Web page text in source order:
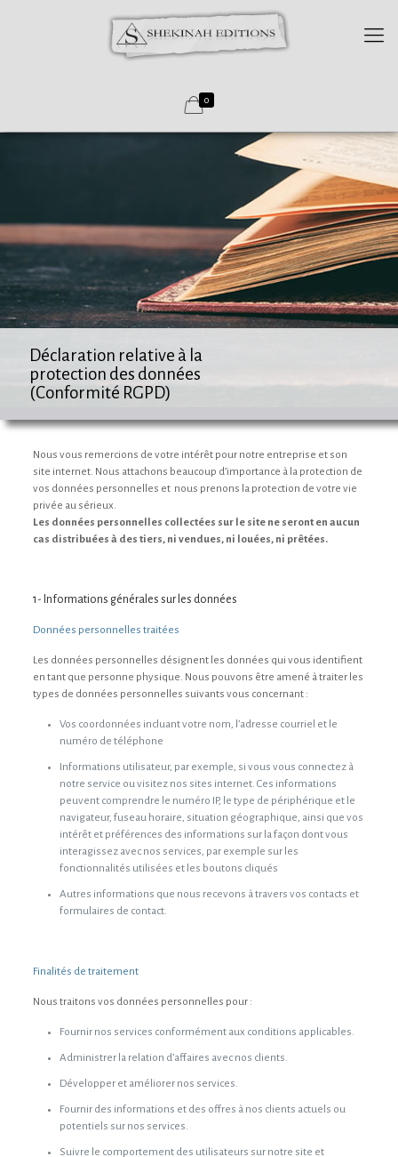
0
Déclaration relative à la
protection des données
(Conformité RGPD)
Nous vous remercions de votre intérêt pour notre entreprise et son
site internet. Nous attachons beaucoup d’importance à la protection de
vos données personnelles et nous prenons la protection de votre vie
privée au sérieux.
Les données personnelles collectées sur le site ne seront en aucun
cas distribuées à des tiers, ni vendues, ni louées, ni prêtées.
1- Informations générales sur les données
Données personnelles traitées
Les données personnelles désignent les données qui vous identifient
en tant que personne physique. Nous pouvons être amené à traiter les
types de données personnelles suivants vous concernant :
Vos coordonnées incluant votre nom, l’adresse courriel et le
numéro de téléphone
Informations utilisateur, par exemple, si vous vous connectez à
notre service ou visitez nos sites internet. Ces informations
peuvent comprendre le numéro IP, le type de périphérique et le
navigateur, fuseau horaire, situation géographique, ainsi que vos
intérêt et préférences des informations sur la façon dont vous
interagissez avec nos services, par exemple sur les
fonctionnalités utilisées et les boutons cliqués
Autres informations que nous recevons à travers vos contacts et
formulaires de contact.
Finalités de traitement
Nous traitons vos données personnelles pour :
Fournir nos services conformément aux conditions applicables.
Administrer la relation d’affaires avec nos clients.
Développer et améliorer nos services.
Fournir des informations et des offres à nos clients actuels ou
potentiels sur nos services.
Suivre le comportement des utilisateurs sur notre site et